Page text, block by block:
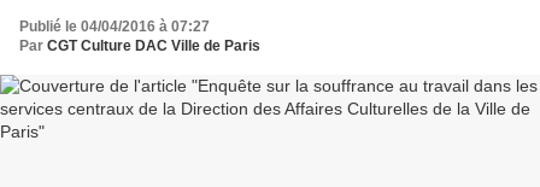
Publié le 04/04/2016 à 07:27
Par CGT Culture DAC Ville de Paris